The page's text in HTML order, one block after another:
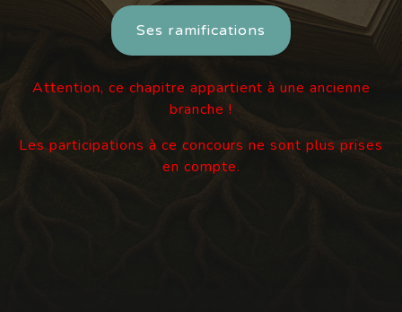
Ses ramifications
Attention, ce chapitre appartient à une ancienne
branche !
Les participations à ce concours ne sont plus prises
en compte.